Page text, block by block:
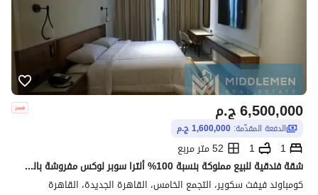
ج.م6,500,000
الدفعة المقدّمة: 1,600,000 ج.م
1
1
52 متر مربع
شقة فندقية للبيع مملوكة بنسبة 100% ألترا سوبر لوكس مفروشة بالكامل بإطلالة على البحيرات واللاند سكيب فيفث سكوير مراسم Fifth square Al Marasem
كومباوند فيفث سكوير، التجمع الخامس، القاهرة الجديدة، القاهرة